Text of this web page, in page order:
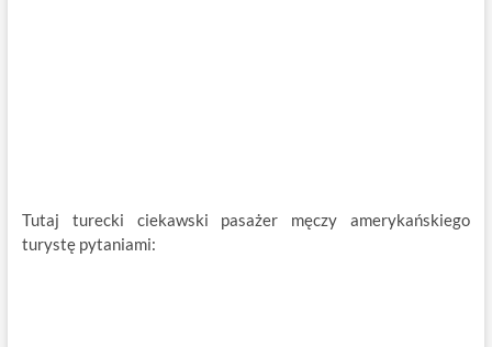
Tutaj turecki ciekawski pasażer męczy amerykańskiego
turystę pytaniami: